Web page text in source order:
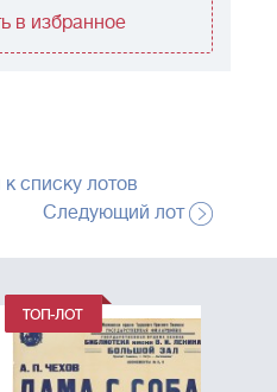
в избранное
к списку лотов
Следующий лот